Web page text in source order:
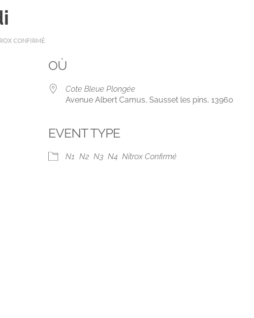
CONFIRMÉ
Google
OÙ
Cote Bleue Plongée
Avenue Albert Camus, Sausset les pins, 13960
EVENT TYPE
N1 N2 N3 N4 Nitrox Confirmé